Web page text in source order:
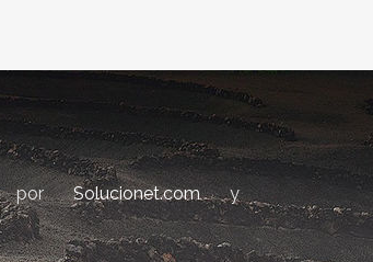
porSolucionet.comy